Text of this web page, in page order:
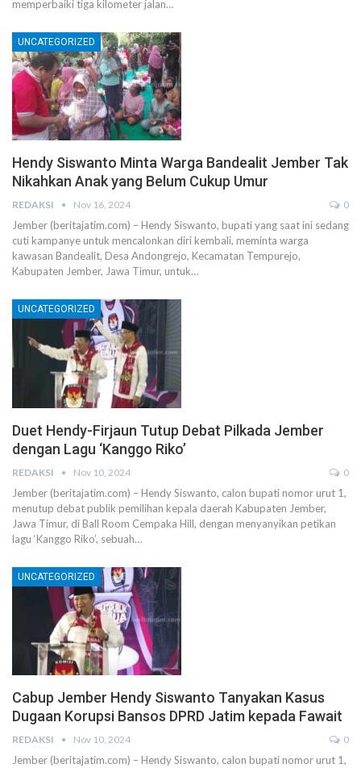
memperbaiki tiga kilometer jalan…
UNCATEGORIZED
Hendy Siswanto Minta Warga Bandealit Jember Tak
Nikahkan Anak yang Belum Cukup Umur
REDAKSI Nov 16, 2024 0
Jember (beritajatim.com) – Hendy Siswanto, bupati yang saat ini sedang
cuti kampanye untuk mencalonkan diri kembali, meminta warga
kawasan Bandealit, Desa Andongrejo, Kecamatan Tempurejo,
Kabupaten Jember, Jawa Timur, untuk…
UNCATEGORIZED
Duet Hendy-Firjaun Tutup Debat Pilkada Jember
dengan Lagu ‘Kanggo Riko’
REDAKSI Nov 10, 2024 0
Jember (beritajatim.com) – Hendy Siswanto, calon bupati nomor urut 1,
menutup debat publik pemilihan kepala daerah Kabupaten Jember,
Jawa Timur, di Ball Room Cempaka Hill, dengan menyanyikan petikan
lagu ‘Kanggo Riko’, sebuah…
UNCATEGORIZED
Cabup Jember Hendy Siswanto Tanyakan Kasus
Dugaan Korupsi Bansos DPRD Jatim kepada Fawait
REDAKSI Nov 10, 2024 0
Jember (beritajatim.com) – Hendy Siswanto, calon bupati nomor urut 1,